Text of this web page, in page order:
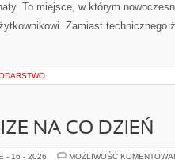
To miejsce, w którym
Zamiast technicznego
NA CO DZIEŃ
- 16 - 2026 MOŻLIWOŚĆ